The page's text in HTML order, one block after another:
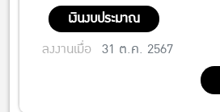
เงินงบประมาณ
ลงงานเมื่อ 31 ต.ค. 2567